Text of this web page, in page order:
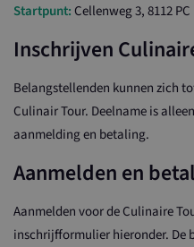
Startpunt: Cellenweg 3, 8112
Inschrijven
Belangstellenden kunnen zich
Culinair Tour. Deelname is
aanmelding en betaling.
Aanmelden en
Aanmelden voor de Culinaire
inschrijfformulier hieronder. De